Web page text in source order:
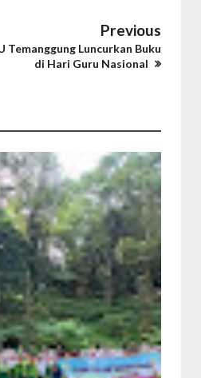
Previous
Temanggung Luncurkan Buku
di Hari Guru Nasional